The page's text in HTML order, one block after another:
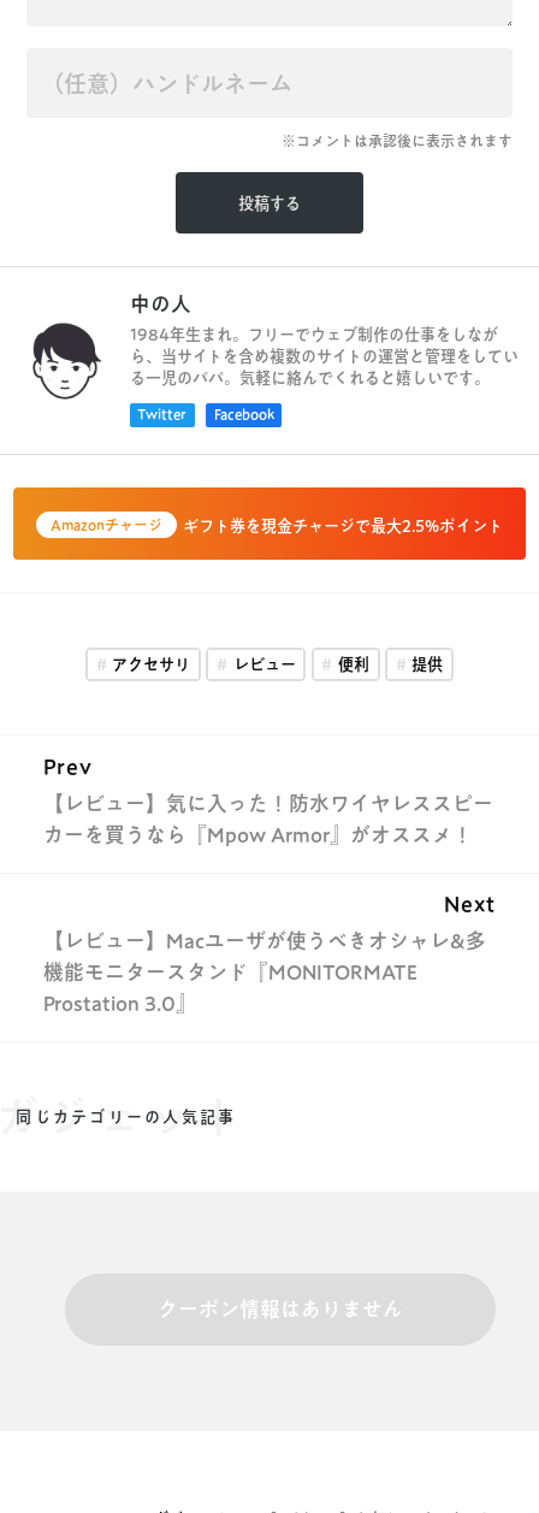
※コメントは承認後に表示されます
中の人
1984年生まれ。フリーでウェブ制作の仕事をしなが
ら、当サイトを含め複数のサイトの運営と管理をしてい
る一児のパパ。気軽に絡んでくれると嬉しいです。
Twitter Facebook
Amazonチャージ ギフト券を現金チャージで最大2.5%ポイント
アクセサリ レビュー 便利 提供
Prev
【レビュー】気に入った！防水ワイヤレススピー
カーを買うなら『Mpow Armor』がオススメ！
Next
【レビュー】Macユーザが使うべきオシャレ&多
機能モニタースタンド『MONITORMATE
Prostation 3.0』
ジェット
同じカテゴリーの人気記事
クーポン情報はありません